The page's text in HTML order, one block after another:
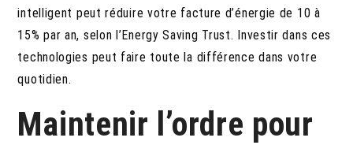
intelligent peut réduire votre facture d’énergie de 10 à
15% par an, selon l’Energy Saving Trust. Investir dans ces
technologies peut faire toute la différence dans votre
quotidien.
Maintenir l’ordre pour